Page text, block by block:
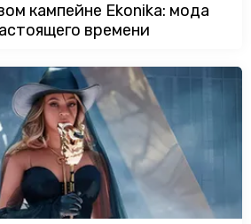
кампейне Ekonika: мода
времени